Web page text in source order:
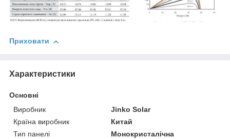
Приховати
Характеристики
Основні
Виробник
Jinko Solar
Країна виробник
Китай
Тип панелі
Монокристалічна